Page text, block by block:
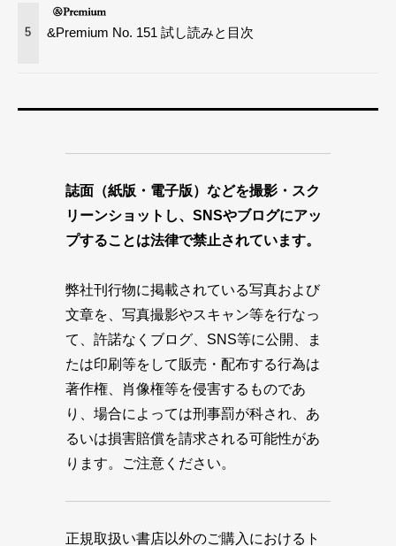
5 &Premium No. 151 試し読みと目次
誌面（紙版・電子版）などを撮影・スク
リーンショットし、SNSやブログにアッ
プすることは法律で禁止されています。
弊社刊行物に掲載されている写真および
文章を、写真撮影やスキャン等を行なっ
て、許諾なくブログ、SNS等に公開、ま
たは印刷等をして販売・配布する行為は
著作権、肖像権等を侵害するものであ
り、場合によっては刑事罰が科され、あ
るいは損害賠償を請求される可能性があ
ります。ご注意ください。
正規取扱い書店以外のご購入におけるト